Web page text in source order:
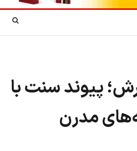
پیوند سنت با
مدرن